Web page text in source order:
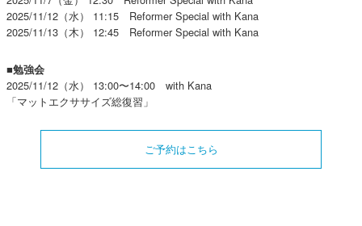
2025/11/12（水） 11:15 Reformer Special with Kana
2025/11/13（木） 12:45 Reformer Special with Kana
■勉強会
2025/11/12（水） 13:00〜14:00 with Kana
「マットエクササイズ総復習」
ご予約はこちら